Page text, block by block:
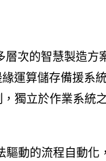
次的智慧製造方
運算儲存備援系
獨立於作業系統
動的流程自動化